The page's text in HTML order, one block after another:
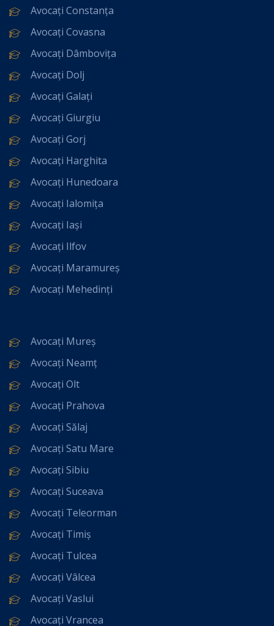
Avocați Constanța
Avocați Covasna
Avocați Dâmbovița
Avocați Dolj
Avocați Galați
Avocați Giurgiu
Avocați Gorj
Avocați Harghita
Avocați Hunedoara
Avocați Ialomița
Avocați Iași
Avocați Ilfov
Avocați Maramureș
Avocați Mehedinți
Avocați Mureș
Avocați Neamț
Avocați Olt
Avocați Prahova
Avocați Sălaj
Avocați Satu Mare
Avocați Sibiu
Avocați Suceava
Avocați Teleorman
Avocați Timiș
Avocați Tulcea
Avocați Vâlcea
Avocați Vaslui
Avocați Vrancea